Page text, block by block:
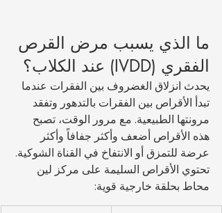
ما الذي يسبب مرض القرص
الفقري (IVDD) عند الكلاب؟
يحدث انزلاق الغضروف بين الفقرات عندما
تبدأ الأقراص بين الفقرات بالتدهور وتفقد
مرونتها الطبيعية. مع مرور الوقت، تصبح
هذه الأقراص أضعف وأكثر جفافاً وأكثر
عرضة للتمزق أو الانتفاخ في القناة الشوكية.
تحتوي الأقراص السليمة على مركز لين
محاط بحلقة خارجية قوية: